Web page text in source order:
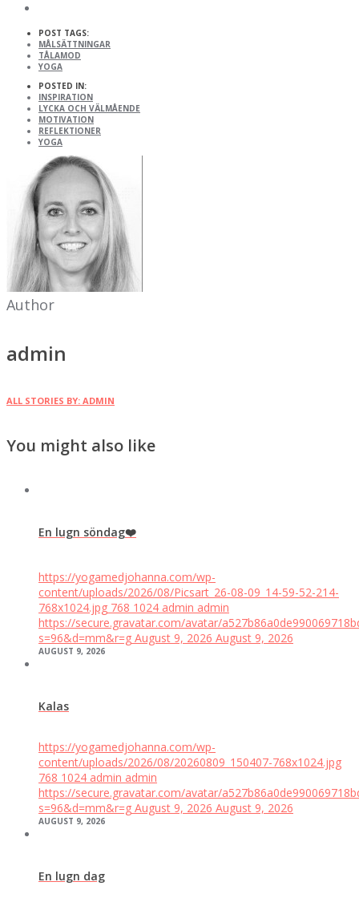
POST TAGS:
MÅLSÄTTNINGAR
TÅLAMOD
YOGA
POSTED IN:
INSPIRATION
LYCKA OCH VÄLMÅENDE
MOTIVATION
REFLEKTIONER
YOGA
Author
admin
ALL STORIES BY: ADMIN
You might also like
En lugn söndag❤️
https://yogamedjohanna.com/wp-
content/uploads/2026/08/Picsart_26-08-09_14-59-52-214-
768x1024.jpg 768 1024 admin admin
https://secure.gravatar.com/avatar/
s=96&d=mm&r=g August 9, 2026 August 9, 2026
AUGUST 9, 2026
Kalas
https://yogamedjohanna.com/wp-
content/uploads/2026/08/20260809_150407-768x1024.jpg
768 1024 admin admin
https://secure.gravatar.com/avatar/
s=96&d=mm&r=g August 9, 2026 August 9, 2026
AUGUST 9, 2026
En lugn dag